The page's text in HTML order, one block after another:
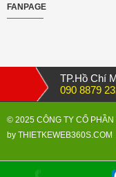
FANPAGE
TP.Hồ Chí
090 8879
© 2025 CÔNG TY CỔ
by THIETKEWEB360S.COM